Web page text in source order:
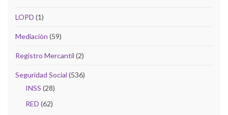
LOPD (1)
Mediación (59)
Registro Mercantil (2)
Seguridad Social (536)
INSS (28)
RED (62)